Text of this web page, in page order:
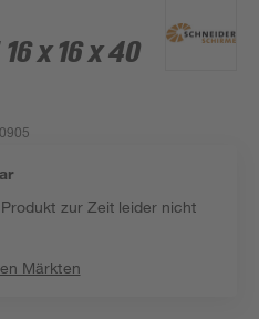
x 16 x 40
zur Zeit leider nicht
Märkten